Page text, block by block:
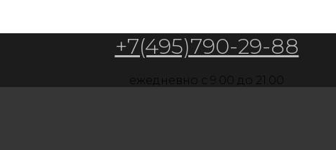
+7(495)790-29-88
ежедневно c 9.00 до 21.00